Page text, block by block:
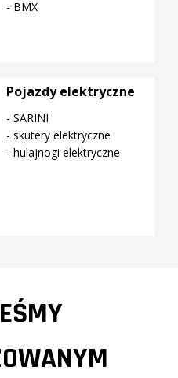
- BMX
Pojazdy elektryczne
- SARINI
- skutery elektryczne
- hulajnogi elektryczne